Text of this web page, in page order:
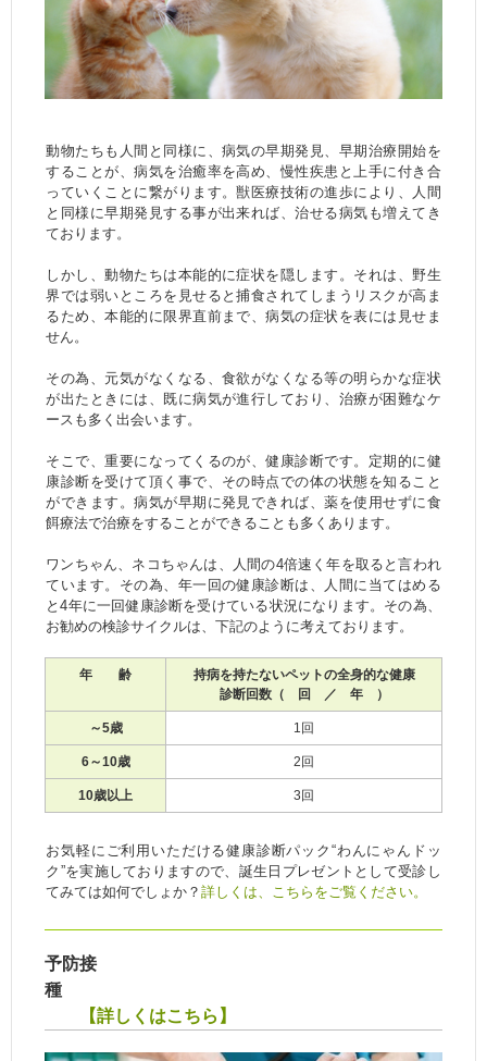
動物たちも人間と同様に、病気の早期発見、早期治療開始を
することが、病気を治癒率を高め、慢性疾患と上手に付き合
っていくことに繋がります。獣医療技術の進歩により、人間
と同様に早期発見する事が出来れば、治せる病気も増えてき
ております。
しかし、動物たちは本能的に症状を隠します。それは、野生
界では弱いところを見せると捕食されてしまうリスクが高ま
るため、本能的に限界直前まで、病気の症状を表には見せま
せん。
その為、元気がなくなる、食欲がなくなる等の明らかな症状
が出たときには、既に病気が進行しており、治療が困難なケ
ースも多く出会います。
そこで、重要になってくるのが、健康診断です。定期的に健
康診断を受けて頂く事で、その時点での体の状態を知ること
ができます。病気が早期に発見できれば、薬を使用せずに食
餌療法で治療をすることができることも多くあります。
ワンちゃん、ネコちゃんは、人間の4倍速く年を取ると言われ
ています。その為、年一回の健康診断は、人間に当てはめる
と4年に一回健康診断を受けている状況になります。その為、
お勧めの検診サイクルは、下記のように考えております。
年 齢
持病を持たないペットの全身的な健康
診断回数（ 回 ／ 年 ）
～5歳 1回
6～10歳 2回
10歳以上 3回
お気軽にご利用いただける健康診断パック“わんにゃんドッ
ク”を実施しておりますので、誕生日プレゼントとして受診し
てみては如何でしょか？詳しくは、こちらをご覧ください。
予防接
種
【詳しくはこちら】